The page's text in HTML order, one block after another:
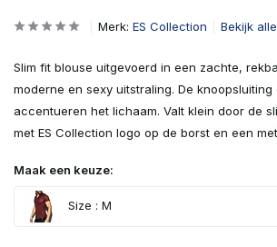
Merk: ES Collection Bekijk
Slim fit blouse uitgevoerd in een zachte,
moderne en sexy uitstraling. De
accentueren het lichaam. Valt klein door de
met ES Collection logo op de borst en een
Maak een keuze:
Size : M